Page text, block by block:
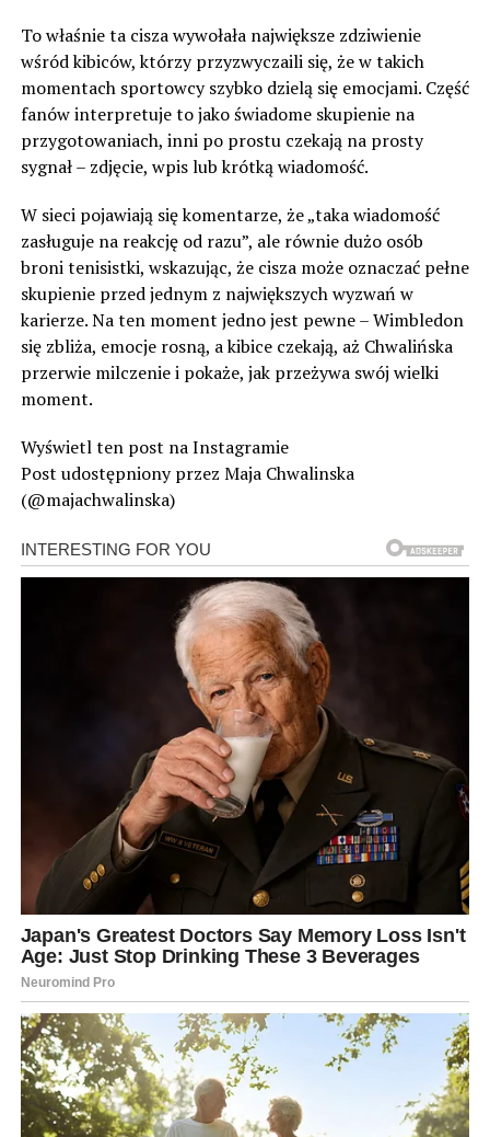
To właśnie ta cisza wywołała największe zdziwienie
wśród kibiców, którzy przyzwyczaili się, że w takich
momentach sportowcy szybko dzielą się emocjami. Część
fanów interpretuje to jako świadome skupienie na
przygotowaniach, inni po prostu czekają na prosty
sygnał – zdjęcie, wpis lub krótką wiadomość.
W sieci pojawiają się komentarze, że „taka wiadomość
zasługuje na reakcję od razu”, ale równie dużo osób
broni tenisistki, wskazując, że cisza może oznaczać pełne
skupienie przed jednym z największych wyzwań w
karierze. Na ten moment jedno jest pewne – Wimbledon
się zbliża, emocje rosną, a kibice czekają, aż Chwalińska
przerwie milczenie i pokaże, jak przeżywa swój wielki
moment.
Wyświetl ten post na Instagramie
Post udostępniony przez Maja Chwalinska
(@majachwalinska)